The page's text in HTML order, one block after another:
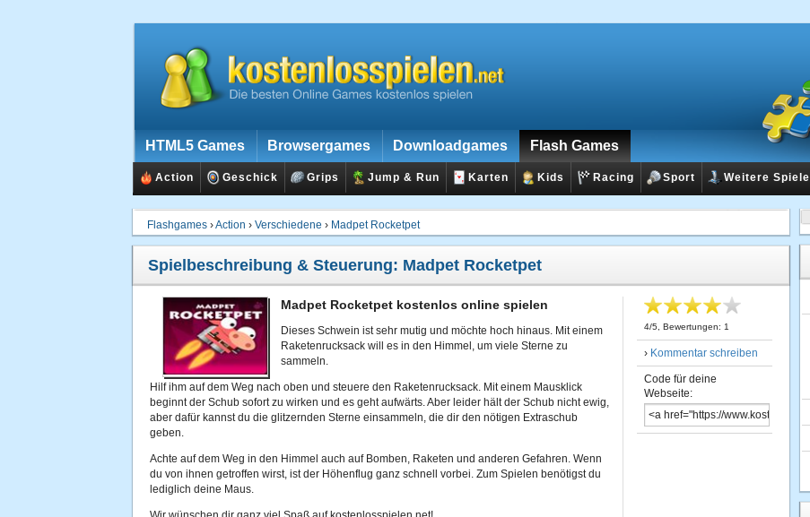
HTML5 Games Browsergames Downloadgames Flash Games
Action Geschick Grips Jump & Run Karten Kids Racing Sport Weitere Spiele
Flashgames ›Action › Verschiedene › Madpet Rocketpet
Spielbeschreibung & Steuerung: Madpet Rocketpet
Madpet Rocketpet kostenlos online spielen
Dieses Schwein ist sehr mutig und möchte hoch hinaus. Mit einem
Raketenrucksack will es in den Himmel, um viele Sterne zu
sammeln.
Hilf ihm auf dem Weg nach oben und steuere den Raketenrucksack. Mit einem Mausklick
beginnt der Schub sofort zu wirken und es geht aufwärts. Aber leider hält der Schub nicht ewig,
aber dafür kannst du die glitzernden Sterne einsammeln, die dir den nötigen Extraschub
geben.
Achte auf dem Weg in den Himmel auch auf Bomben, Raketen und anderen Gefahren. Wenn
du von ihnen getroffen wirst, ist der Höhenflug ganz schnell vorbei. Zum Spielen benötigst du
lediglich deine Maus.
4/5 , Bewertungen: 1
› Kommentar schreiben
Code für deine
Webseite: